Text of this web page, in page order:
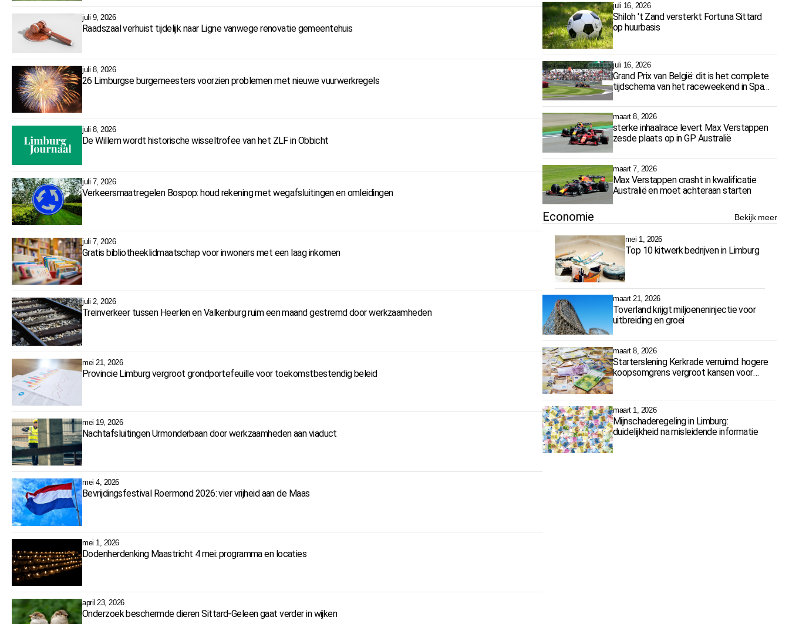
juli 9, 2026
Raadszaal verhuist tijdelijk naar Ligne vanwege renovatie gemeentehuis
juli 8, 2026
26 Limburgse burgemeesters voorzien problemen met nieuwe vuurwerkregels
juli 8, 2026
De Willem wordt historische wisseltrofee van het ZLF in Obbicht
juli 7, 2026
Verkeersmaatregelen Bospop: houd rekening met wegafsluitingen en omleidingen
juli 7, 2026
Gratis bibliotheeklidmaatschap voor inwoners met een laag inkomen
juli 2, 2026
Treinverkeer tussen Heerlen en Valkenburg ruim een maand gestremd door werkzaamheden
mei 21, 2026
Provincie Limburg vergroot grondportefeuille voor toekomstbestendig beleid
mei 19, 2026
Nachtafsluitingen Urmonderbaan door werkzaamheden aan viaduct
mei 4, 2026
Bevrijdingsfestival Roermond 2026: vier vrijheid aan de Maas
mei 1, 2026
Dodenherdenking Maastricht 4 mei: programma en locaties
april 23, 2026
Onderzoek beschermde dieren Sittard-Geleen gaat verder in wijken
juli 16, 2026
Shiloh 't Zand versterkt Fortuna Sittard
op huurbasis
juli 16, 2026
Grand Prix van België: dit is het complete
tijdschema van het raceweekend in Spa-
maart 8, 2026
sterke inhaalrace levert Max Verstappen
zesde plaats op in GP Australië
maart 7, 2026
Max Verstappen crasht in kwalificatie
Australië en moet achteraan starten
Economie Bekijk meer
mei 1, 2026
Top 10 kitwerk bedrijven in Limburg
maart 21, 2026
Toverland krijgt miljoeneninjectie voor
uitbreiding en groei
maart 8, 2026
Starterslening Kerkrade verruimd: hogere
koopsomgrens vergroot kansen voor
maart 1, 2026
Mijnschaderegeling in Limburg:
duidelijkheid na misleidende informatie